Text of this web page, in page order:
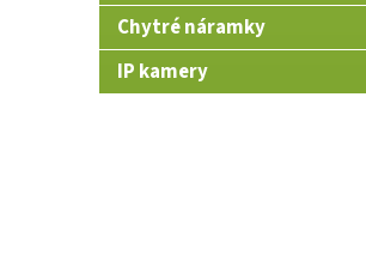
Chytré náramky
IP kamery